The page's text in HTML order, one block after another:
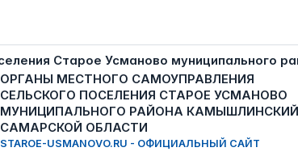
ОРГАНЫ МЕСТНОГО САМОУПРАВЛЕНИЯ
СЕЛЬСКОГО ПОСЕЛЕНИЯ СТАРОЕ УСМАНОВО
МУНИЦИПАЛЬНОГО РАЙОНА КАМЫШЛИНСКИЙ
САМАРСКОЙ ОБЛАСТИ
STAROE-USMANOVO.RU - ОФИЦИАЛЬНЫЙ САЙТ